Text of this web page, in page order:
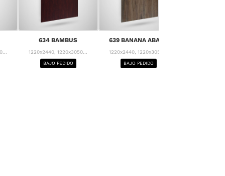
634 BAMBUS
1220x2440, 1220x3050...
BAJO PEDIDO
639 BANANA ABACA
1220x2440, 1220x3050...
BAJO PEDIDO